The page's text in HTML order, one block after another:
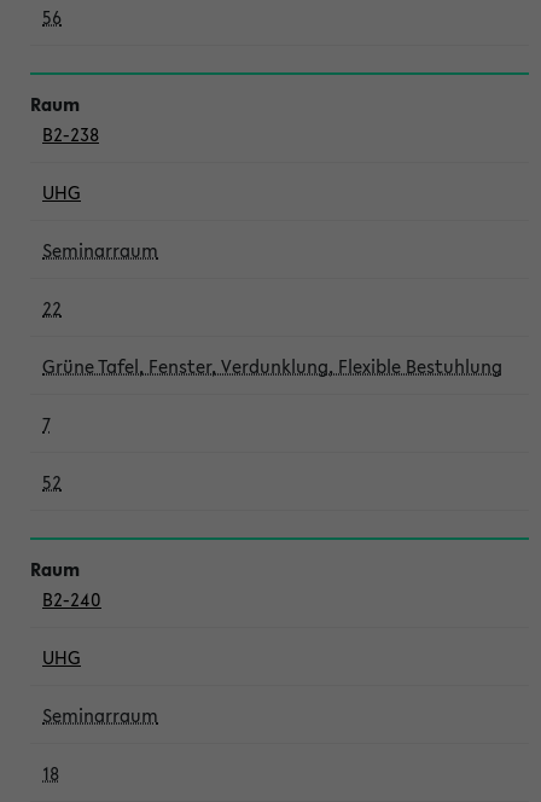
56
B2-238
UHG
Seminarraum
22
Grüne Tafel, Fenster, Verdunklung, Flexible Bestuhlung
7
52
B2-240
UHG
Seminarraum
18